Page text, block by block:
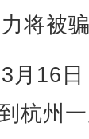
将被
16日
杭州